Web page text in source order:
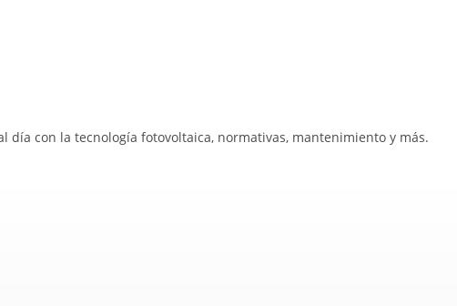
con la tecnología fotovoltaica, normativas, mantenimiento y más.